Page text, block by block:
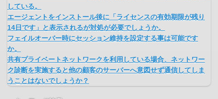
している。
エージェントをインストール後に「ライセンスの有効期限が残り
14日です」と表示されるが対処が必要でしょうか。
フェイルオーバー時にセッション維持を設定する事は可能です
か。
共有プライベートネットワークを利用している場合、ネットワー
ク診断を実施すると他の顧客のサーバーへ意図せず通信してしま
うことはないでしょうか？